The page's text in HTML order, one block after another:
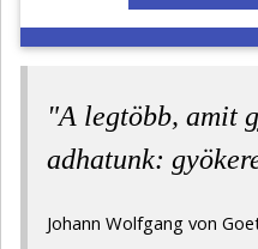
"A legtöbb, amit
adhatunk:
Johann Wolfgang von